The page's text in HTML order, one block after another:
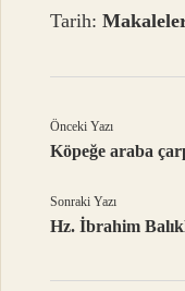
Tarih:
Önceki Yazı
Köpeğe araba
Sonraki Yazı
Hz. İbrahim